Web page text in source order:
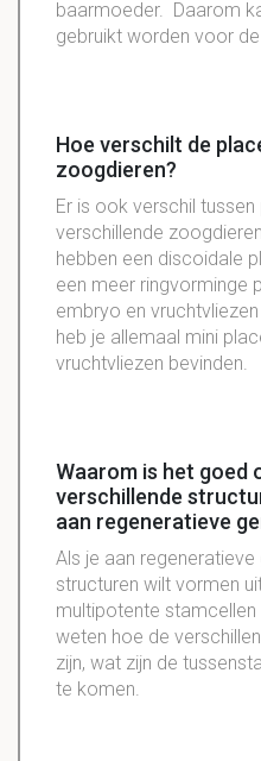
baarmoeder. Daarom
gebruikt worden voor
Hoe verschilt de
zoogdieren?
Er is ook verschil
verschillende
hebben een discoidale
een meer ringvorminge
embryo en
heb je allemaal mini
vruchtvliezen bevinden.
Waarom is het goed
verschillende
aan regeneratieve
Als je aan
structuren wilt vormen
multipotente
weten hoe de
zijn, wat zijn de
te komen.